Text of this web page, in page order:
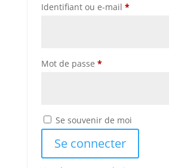
Identifiant ou e-mail *Obligatoire
Mot de passe *Obligatoire
Se souvenir de moi
Se connecter